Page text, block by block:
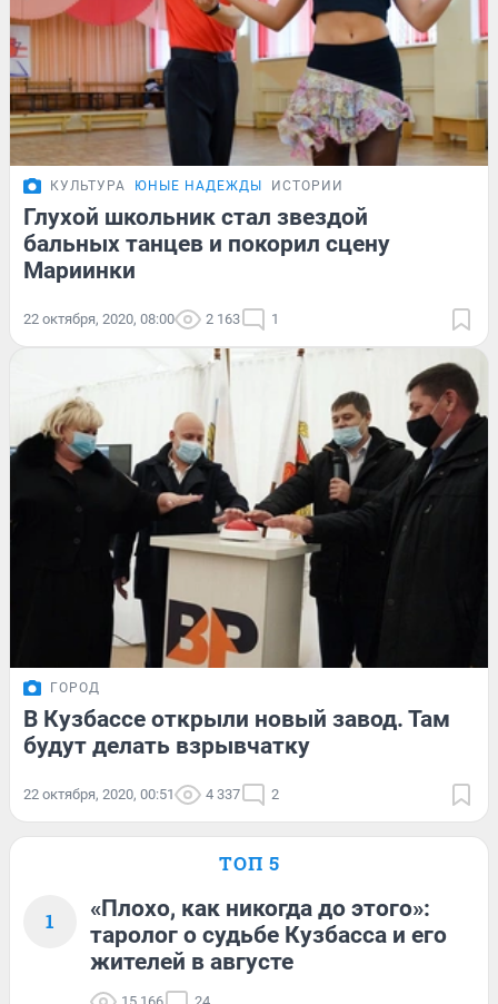
КУЛЬТУРА ЮНЫЕ НАДЕЖДЫ ИСТОРИИ
Глухой школьник стал звездой
бальных танцев и покорил сцену
Мариинки
22 октября, 2020, 08:00 2 163 1
ГОРОД
В Кузбассе открыли новый завод. Там
будут делать взрывчатку
22 октября, 2020, 00:51 4 337 2
ТОП 5
1
«Плохо, как никогда до этого»:
таролог о судьбе Кузбасса и его
жителей в августе